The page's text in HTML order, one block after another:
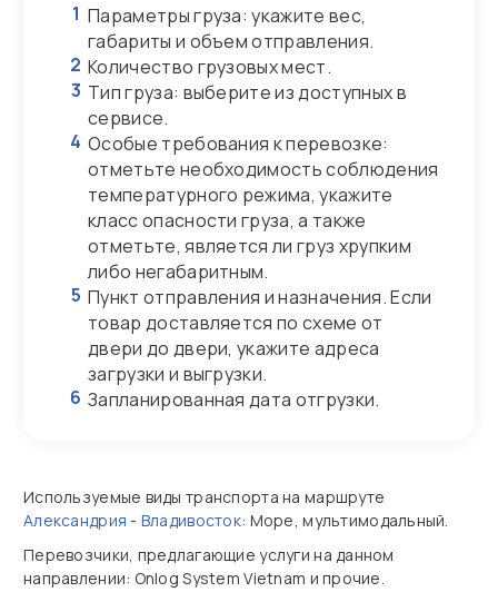
1 Параметры груза: укажите вес,
габариты и объем отправления.
2 Количество грузовых мест.
3 Тип груза: выберите из доступных в
сервисе.
4 Особые требования к перевозке:
отметьте необходимость соблюдения
температурного режима, укажите
класс опасности груза, а также
отметьте, является ли груз хрупким
либо негабаритным.
5 Пункт отправления и назначения. Если
товар доставляется по схеме от
двери до двери, укажите адреса
загрузки и выгрузки.
6 Запланированная дата отгрузки.
Используемые виды транспорта на маршруте
Александрия - Владивосток: Море, мультимодальный.
Перевозчики, предлагающие услуги на данном
направлении: Onlog System Vietnam и прочие.